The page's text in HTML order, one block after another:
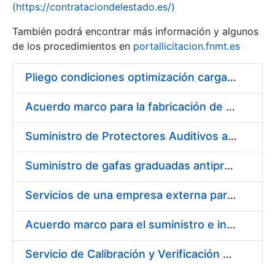
Show/Hide
(https://contrataciondelestado.es/)
También podrá encontrar más información y algunos
de los procedimientos en portallicitacion.fnmt.es
Pliego condiciones optimización cargas compras firmado
Acuerdo marco para la fabricación de piezas
Suministro de Protectores Auditivos a medida para las personas trabajadoras de los Centros de Trabajo de Madrid y Burgos
Suministro de gafas graduadas antiproyecciones para los trabajadores de la FNMT-RCM en los centros de trabajo de Madrid y Burgos
Servicios de una empresa externa para el asesoramiento y resolución de los recursos de alzada que se presentan relacionados con procesos de selección para la FNMT-RCM
Acuerdo marco para el suministro e instalación de persianas, estores y otros complementos
Servicio de Calibración y Verificación Externa de los Equipos de Medición del Servicio de Prevención de la FNMT-RCM